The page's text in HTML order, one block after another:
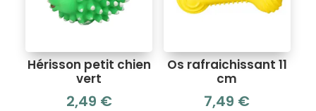
Hérisson petit chien
vert
2,49 €
Os rafraichissant 11
cm
7,49 €